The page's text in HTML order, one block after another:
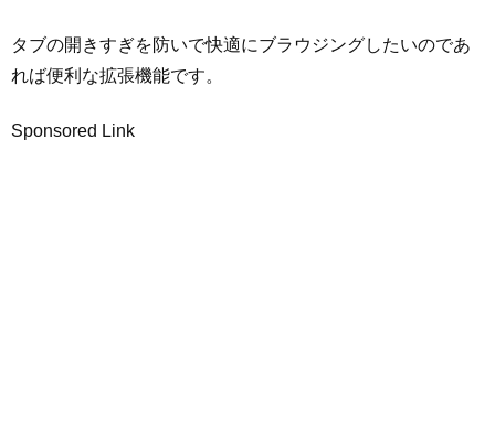
タブの開きすぎを防いで快適にブラウジングしたいのであ
れば便利な拡張機能です。
Sponsored Link